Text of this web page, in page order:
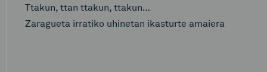
Ttakun, ttan ttakun, ttakun…
Zaragueta irratiko uhinetan ikasturte amaiera